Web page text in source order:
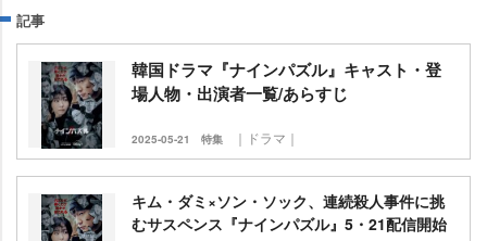
記事
韓国ドラマ『ナインパズル』キャスト・登
場人物・出演者一覧/あらすじ
2025-05-21 特集 ｜ドラマ｜
キム・ダミ×ソン・ソック、連続殺人事件に挑
むサスペンス『ナインパズル』5・21配信開始